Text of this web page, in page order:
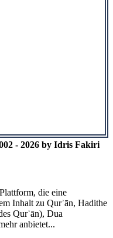
- 2026 by Idris Fakiri
die eine
Inhalt zu Qurʾān, Hadithe
Qurʾān), Dua
anbietet...